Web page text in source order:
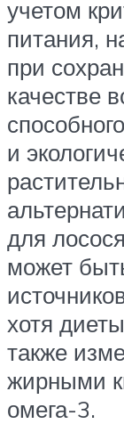
учетом
питания,
при
качестве
и
для
может
хотя
также
жирными
омега-3.